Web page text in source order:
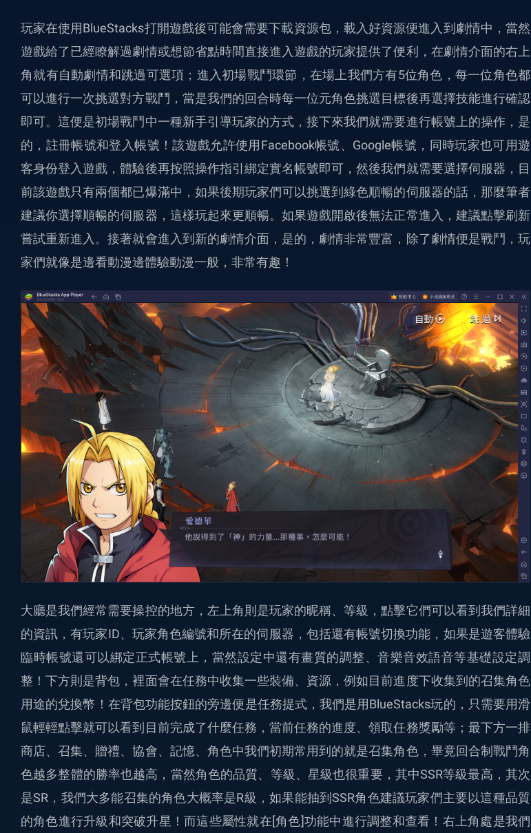
玩家在使用BlueStacks打開遊戲後可能會需要下載資源包，載入好資源便進入到劇情中，當然
遊戲給了已經瞭解過劇情或想節省點時間直接進入遊戲的玩家提供了便利，在劇情介面的右上
角就有自動劇情和跳過可選項；進入初場戰鬥環節，在場上我們方有5位角色，每一位角色都
可以進行一次挑選對方戰鬥，當是我們的回合時每一位元角色挑選目標後再選擇技能進行確認
即可。這便是初場戰鬥中一種新手引導玩家的方式，接下來我們就需要進行帳號上的操作，是
的，註冊帳號和登入帳號！該遊戲允許使用Facebook帳號、Google帳號，同時玩家也可用遊
客身份登入遊戲，體驗後再按照操作指引綁定實名帳號即可，然後我們就需要選擇伺服器，目
前該遊戲只有兩個都已爆滿中，如果後期玩家們可以挑選到綠色順暢的伺服器的話，那麼筆者
建議你選擇順暢的伺服器，這樣玩起來更順暢。如果遊戲開啟後無法正常進入，建議點擊刷新
嘗試重新進入。接著就會進入到新的劇情介面，是的，劇情非常豐富，除了劇情便是戰鬥，玩
家們就像是邊看動漫邊體驗動漫一般，非常有趣！
大廳是我們經常需要操控的地方，左上角則是玩家的昵稱、等級，點擊它們可以看到我們詳細
的資訊，有玩家ID、玩家角色編號和所在的伺服器，包括還有帳號切換功能，如果是遊客體驗
臨時帳號還可以綁定正式帳號上，當然設定中還有畫質的調整、音樂音效語音等基礎設定調
整！下方則是背包，裡面會在任務中收集一些裝備、資源，例如目前進度下收集到的召集角色
用途的兌換幣！在背包功能按鈕的旁邊便是任務提式，我們是用BlueStacks玩的，只需要用滑
鼠輕輕點擊就可以看到目前完成了什麼任務，當前任務的進度、領取任務獎勵等；最下方一排
商店、召集、贈禮、協會、記憶、角色中我們初期常用到的就是召集角色，畢竟回合制戰鬥角
色越多整體的勝率也越高，當然角色的品質、等級、星級也很重要，其中SSR等級最高，其次
是SR，我們大多能召集的角色大概率是R級，如果能抽到SSR角色建議玩家們主要以這種品質
的角色進行升級和突破升星！而這些屬性就在[角色]功能中進行調整和查看！右上角處是我們